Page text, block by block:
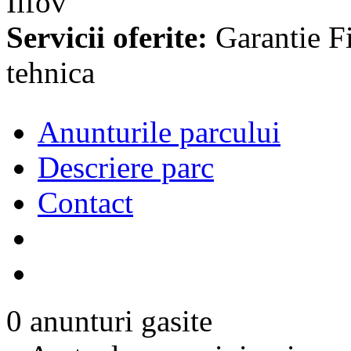
Servicii oferite: Garantie
tehnica
Anunturile parcului
Descriere parc
Contact
0 anunturi gasite